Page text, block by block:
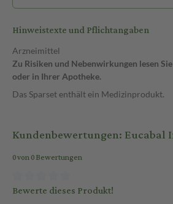
Hinweistexte und Pflichtangaben
Arzneimittel
Zu Risiken und Nebenwirkungen lesen
oder in Ihrer Apotheke.
Das Sparset enthält ein Medizinprodukt.
Kundenbewertungen: Eucabal
0 von 0 Bewertungen
Bewerte dieses Produkt!